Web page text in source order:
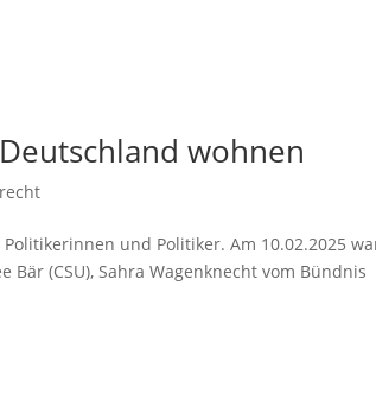
wohnen
und Politiker. Am 10.02.2025
(CSU), Sahra Wagenknecht vom Bündnis